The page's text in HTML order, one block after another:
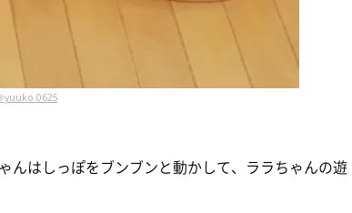
yuuko.0625
はしっぽをブンブンと動かして、ララちゃんの遊